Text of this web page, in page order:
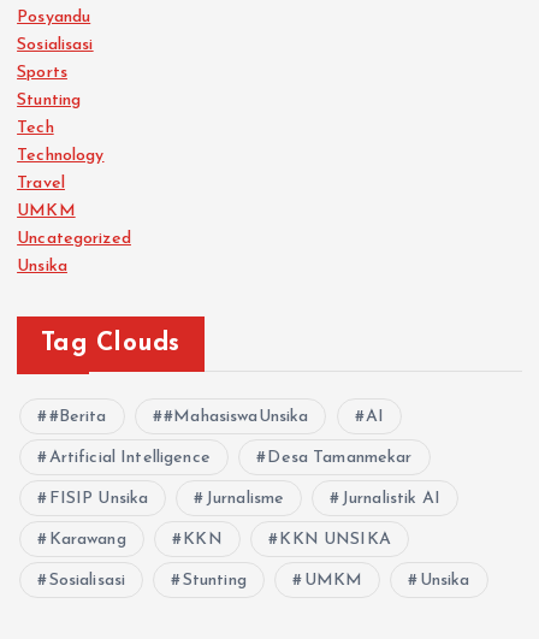
Posyandu
Sosialisasi
Sports
Stunting
Tech
Technology
Travel
UMKM
Uncategorized
Unsika
Tag Clouds
#Berita #MahasiswaUnsika AI
Artificial Intelligence Desa Tamanmekar
FISIP Unsika Jurnalisme Jurnalistik AI
Karawang KKN KKN UNSIKA
Sosialisasi Stunting UMKM Unsika